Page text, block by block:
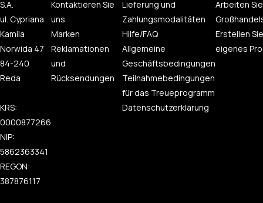
S.A.
ul. Cypriana
Kamila
Norwida 47
84-240
Reda
KRS:
0000877266
NIP:
5862363341
REGON:
387876117
Kontaktieren Sie
uns
Marken
Reklamationen
und
Rücksendungen
Lieferung und
Zahlungsmodalitäten
Hilfe/FAQ
Allgemeine
Geschäftsbedingungen
Teilnahmebedingungen
für das Treueprogramm
Datenschutzerklärung
Arbeiten
Erstellen
eigenes